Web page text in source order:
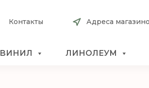
Контакты Адреса
ВИНИЛ ЛИНОЛЕУМ